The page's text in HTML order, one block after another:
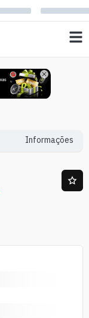
Informações